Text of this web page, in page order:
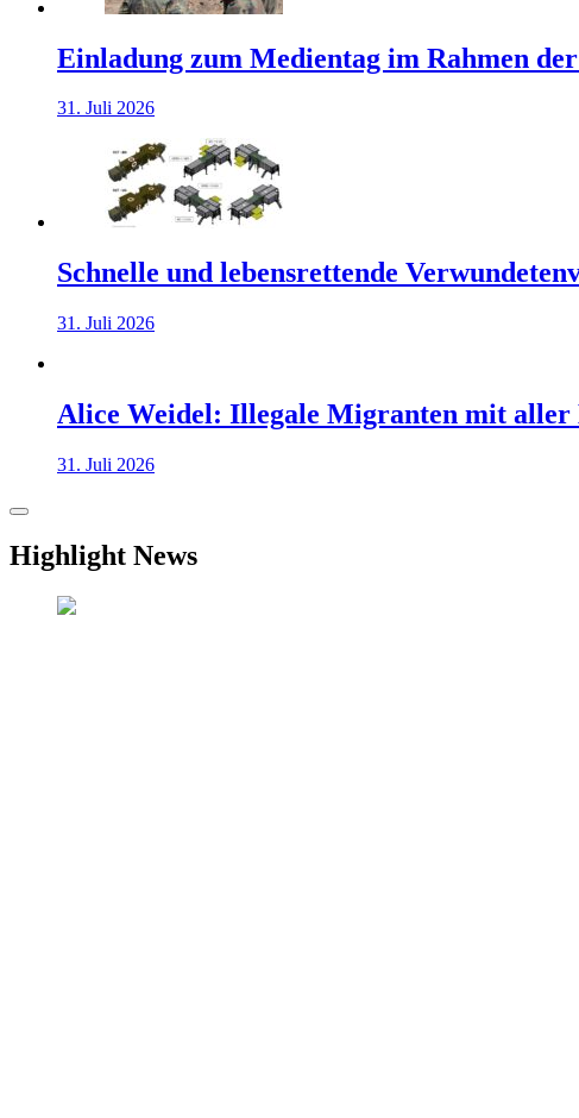
Einladung zum Medientag im Rahmen
31. Juli 2026
Schnelle und lebensrettende
31. Juli 2026
Alice Weidel: Illegale Migranten mit aller
31. Juli 2026
Highlight News